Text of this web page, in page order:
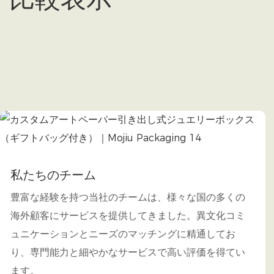
私たちのチーム
豊富な経験を持つ当社のチームは、様々な国の多くの
海外顧客にサービスを提供してきました。異文化コミ
ュニケーションとニーズのマッチングに精通してお
り、専門能力と細やかなサービスで高い評価を得てい
ます。